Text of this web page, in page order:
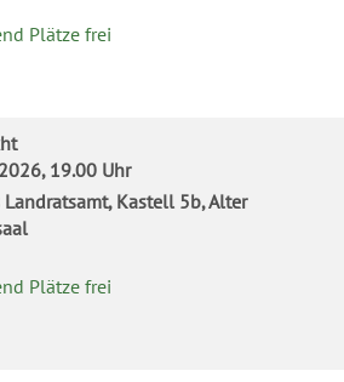
Plätze frei
19.00 Uhr
Landratsamt, Kastell 5b, Alter
Plätze frei